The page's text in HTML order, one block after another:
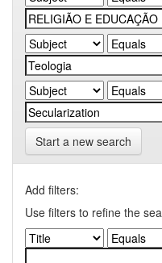
Start a new search
Add filters:
Use filters to refine the